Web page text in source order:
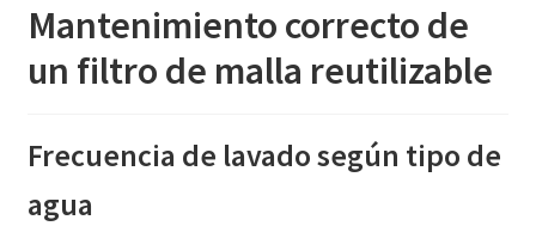
Mantenimiento correcto de
un filtro de malla reutilizable
Frecuencia de lavado según tipo de
agua